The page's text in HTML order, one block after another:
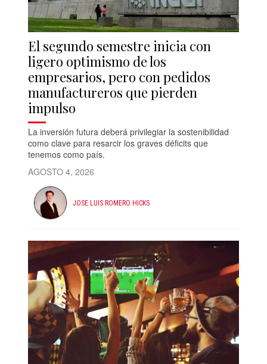
El segundo semestre inicia con
ligero optimismo de los
empresarios, pero con pedidos
manufactureros que pierden
impulso
La inversión futura deberá privilegiar la sostenibilidad
como clave para resarcir los graves déficits que
tenemos como país.
AGOSTO 4, 2026
JOSE LUIS ROMERO HICKS